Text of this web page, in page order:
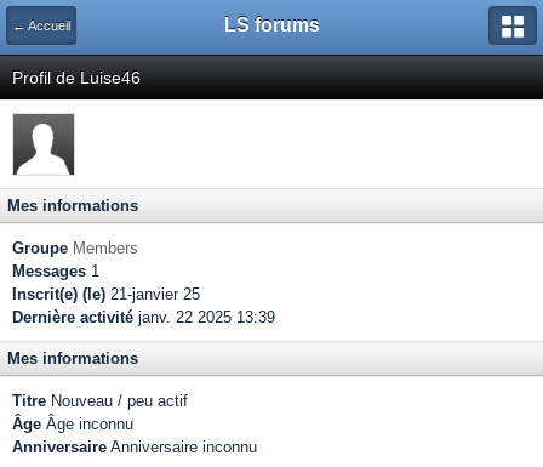
← Accueil LS forums
Profil de Luise46
Mes informations
Groupe Members
Messages 1
Inscrit(e) (le) 21-janvier 25
Dernière activité janv. 22 2025 13:39
Mes informations
Titre Nouveau / peu actif
Âge Âge inconnu
Anniversaire Anniversaire inconnu